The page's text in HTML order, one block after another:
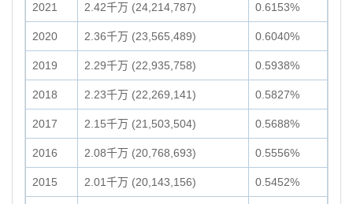
2021 2.42千万 (24,214,787) 0.6153%
2020 2.36千万 (23,565,489) 0.6040%
2019 2.29千万 (22,935,758) 0.5938%
2018 2.23千万 (22,269,141) 0.5827%
2017 2.15千万 (21,503,504) 0.5688%
2016 2.08千万 (20,768,693) 0.5556%
2015 2.01千万 (20,143,156) 0.5452%